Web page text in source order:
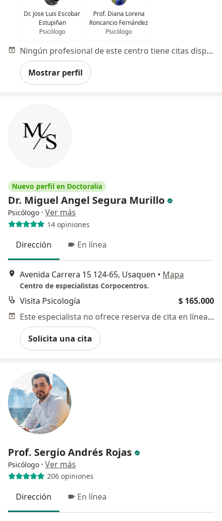
Dr. Jose Luis Escobar
Estupiñan
Psicólogo
Prof. Diana Lorena
Roncancio Fernández
Psicólogo
Ningún profesional de este centro tiene citas disponibles
Mostrar perfil
Nuevo perfil en Doctoralia
Dr. Miguel Angel Segura Murillo
Psicólogo · Ver más
14 opiniones
Dirección En línea
Avenida Carrera 15 124-65, Usaquen • Mapa
Centro de especialistas Corpocentros.
Visita Psicología
$ 165.000
Este especialista no ofrece reserva de cita en línea en esta dirección.
Solicita una cita
Prof. Sergio Andrés Rojas
Psicólogo · Ver más
206 opiniones
Dirección En línea